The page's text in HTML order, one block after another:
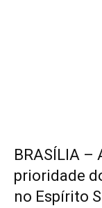
BRASÍLIA –
prioridade
no Espírito